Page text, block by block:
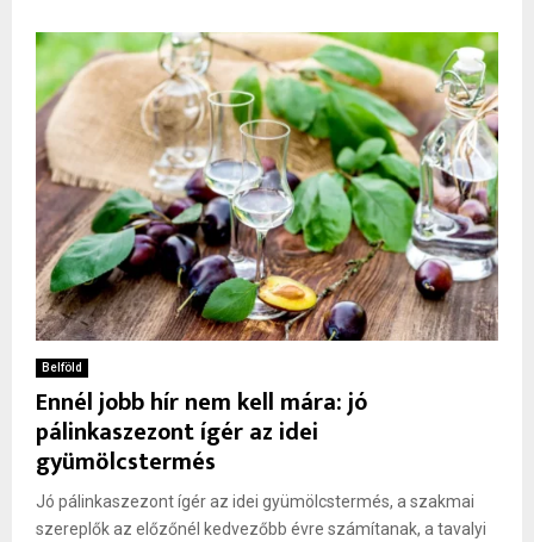
Belföld
Ennél jobb hír nem kell mára: jó
pálinkaszezont ígér az idei
gyümölcstermés
Jó pálinkaszezont ígér az idei gyümölcstermés, a szakmai
szereplők az előzőnél kedvezőbb évre számítanak, a tavalyi